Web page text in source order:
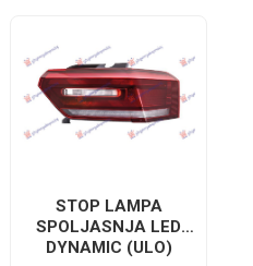
STOP LAMPA
SPOLJASNJA LED
DYNAMIC (ULO)